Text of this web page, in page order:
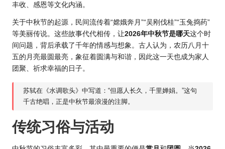
丰收、感恩等文化内涵。
关于中秋节的起源 ，民间流传着“嫦娥奔月”“吴刚伐桂”“玉兔捣药”
等美丽传说。这些故事代代相传，让2026年中秋节是哪天这个时
间问题，背后承载了千年的情感与想象。古人认为，农历八月十
五的月亮最圆最亮，象征着圆满与和谐，因此这一天也成为家人
团聚、祈求幸福的日子。
苏轼在《水调歌头》中写道：“但愿人长久，千里婵娟。”这句
千古绝唱，正是中秋节最浪漫的注脚。
传统习俗与活动